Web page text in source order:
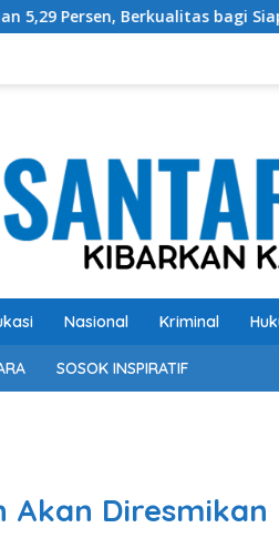
bagi Siapa? Bupati
Nasional Kriminal
SOSOK INSPIRATIF
Akan Diresmikan